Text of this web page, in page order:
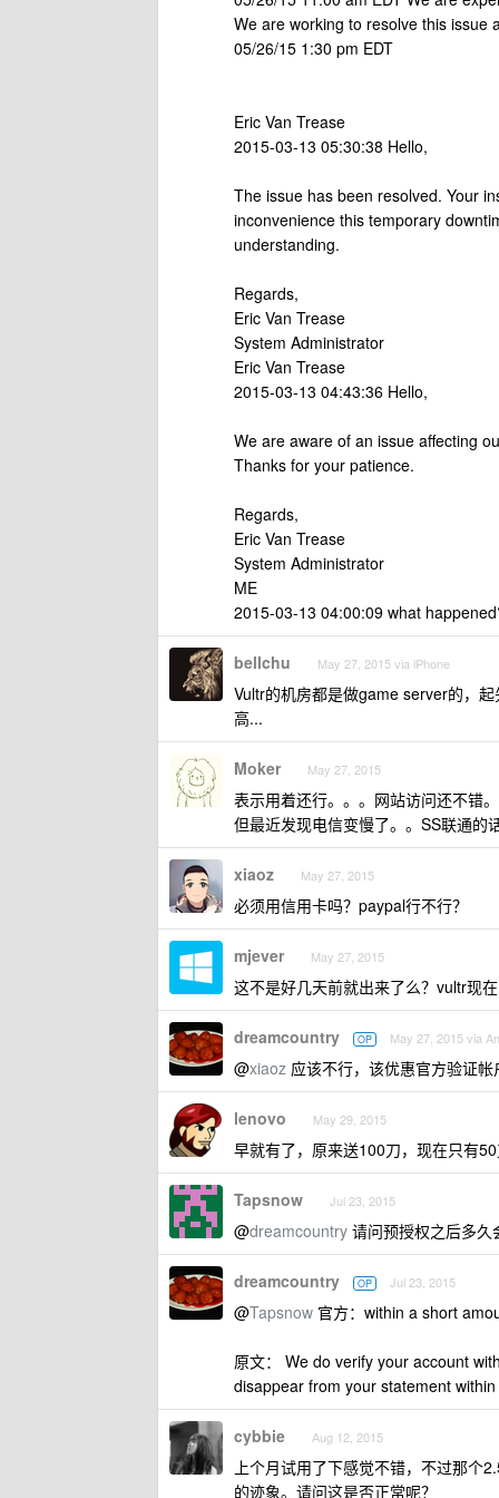
We are working to resolve this issue
05/26/15 1:30 pm EDT
Eric Van Trease
2015-03-13 05:30:38 Hello,
The issue has been resolved. Your
inconvenience this temporary
understanding.
Regards,
Eric Van Trease
System Administrator
Eric Van Trease
2015-03-13 04:43:36 Hello,
We are aware of an issue affecting
Thanks for your patience.
Regards,
Eric Van Trease
System Administrator
ME
2015-03-13 04:00:09 what
bellchu May 27, 2015 via iPhone
Vultr的机房都是做game server的，
高...
Moker May 27, 2015
表示用着还行。。。网站访问还不错
但最近发现电信变慢了。。SS联通的
xiaoz May 27, 2015
必须用信用卡吗？paypal行不行？
mjever May 27, 2015
这不是好几天前就出来了么？vultr现
dreamcountry OP May 27, 2015 via
@xiaoz 应该不行，该优惠官方验证
lenovo May 29, 2015
早就有了，原来送100刀，现在只有
Tapsnow Jul 23, 2015
@dreamcountry 请问预授权之后多久
dreamcountry OP Jul 23, 2015
@Tapsnow 官方：within a short
原文： We do verify your account
disappear from your statement
cybbie Aug 12, 2015
上个月试用了下感觉不错，不过那个
的迹象。请问这是否正常呢？